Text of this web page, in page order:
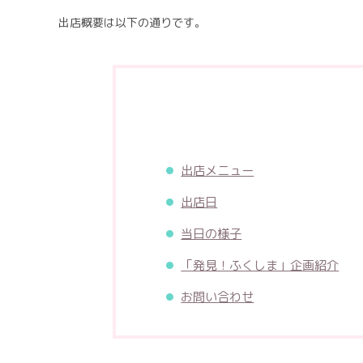
ー:
出店概要は以下の通りです。
出店メニュー
出店日
当日の様子
「発見！ふくしま」企画紹介
お問い合わせ